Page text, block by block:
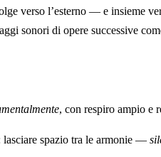
verso l’esterno — e insieme
sonori di opere successive
, con respiro ampio e
lasciare spazio tra le armonie —